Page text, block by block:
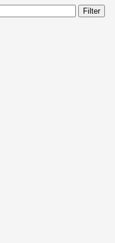
Filter